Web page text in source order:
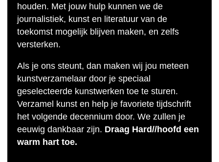
houden. Met jouw hulp kunnen we de
journalistiek, kunst en literatuur van de
toekomst mogelijk blijven maken, en zelfs
versterken.
Als je ons steunt, dan maken wij jou meteen
kunstverzamelaar door je speciaal
geselecteerde kunstwerken toe te sturen.
Verzamel kunst en help je favoriete tijdschrift
het volgende decennium door. We zullen je
eeuwig dankbaar zijn. Draag Hard//hoofd een
warm hart toe.